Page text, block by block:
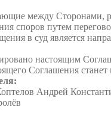
между Сторонами,
споров путем
в суд является
настоящим
Соглашения
Андрей